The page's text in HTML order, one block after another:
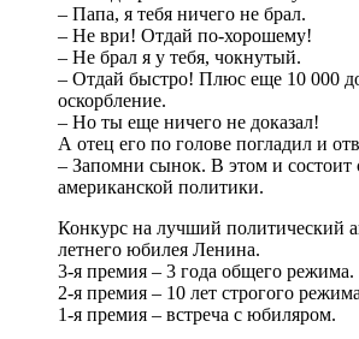
– Папа, я тебя ничего не брал.
– Не ври! Отдай по-хорошему!
– Не брал я у тебя, чокнутый.
– Отдай быстро! Плюс еще 10 000
оскорбление.
– Но ты еще ничего не доказал!
А отец его по голове погладил и
– Запомни сынок. В этом и состоит
американской политики.
Конкурс на лучший политический
летнего юбилея Ленина.
3-я премия – 3 года общего режима.
2-я премия – 10 лет строгого
1-я премия – встреча с юбиляром.